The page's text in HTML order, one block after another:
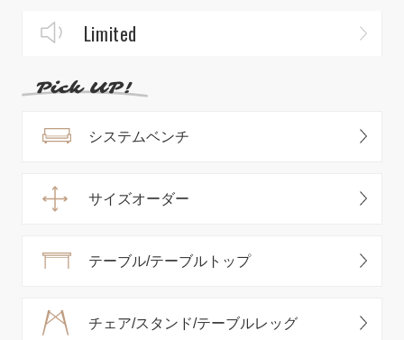
Limited
システムベンチ
サイズオーダー
テーブル/テーブルトップ
チェア/スタンド/テーブルレッグ